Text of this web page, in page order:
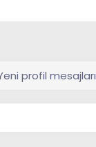
profil mesajları